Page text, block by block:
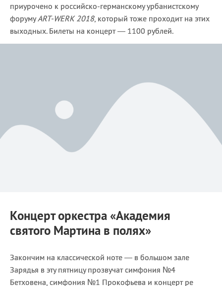
приурочено к российско-германскому урбанистскому
форумуART-WERK 2018, который тоже проходит на этих
выходных. Билеты на концерт — 1100 рублей.
Концерт оркестра «Академия
святого Мартина в полях»
Закончим на классической ноте — в большом зале
Зарядья в эту пятницу прозвучат симфония №4
Бетховена, симфония №1 Прокофьева и концерт ре